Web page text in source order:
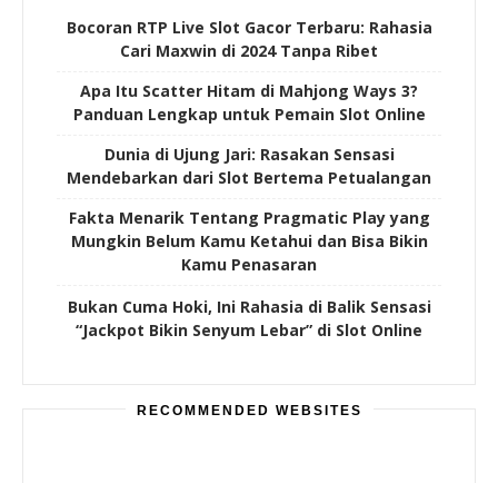
Bocoran RTP Live Slot Gacor Terbaru: Rahasia
Cari Maxwin di 2024 Tanpa Ribet
Apa Itu Scatter Hitam di Mahjong Ways 3?
Panduan Lengkap untuk Pemain Slot Online
Dunia di Ujung Jari: Rasakan Sensasi
Mendebarkan dari Slot Bertema Petualangan
Fakta Menarik Tentang Pragmatic Play yang
Mungkin Belum Kamu Ketahui dan Bisa Bikin
Kamu Penasaran
Bukan Cuma Hoki, Ini Rahasia di Balik Sensasi
“Jackpot Bikin Senyum Lebar” di Slot Online
RECOMMENDED WEBSITES